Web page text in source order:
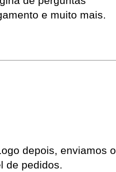
e muito mais.
depois, enviamos o
de pedidos.